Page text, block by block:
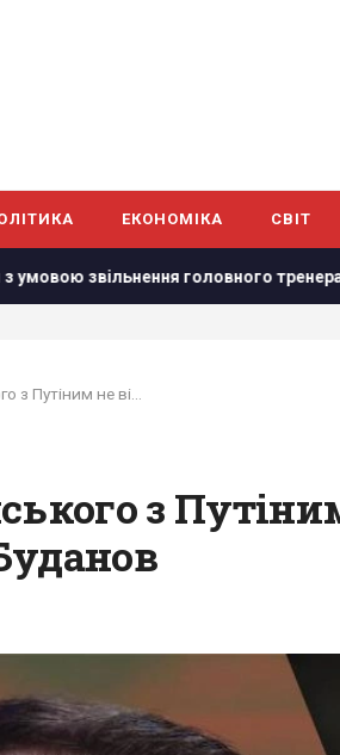
ЕКОНОМІКА СВІТ
головного тренера – інсайд
з